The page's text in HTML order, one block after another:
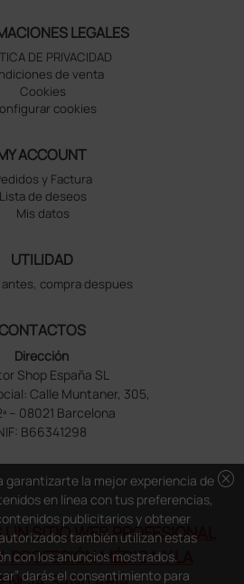
LEGALES
DE PRIVACIDAD
de venta
Cookies
cookies
ACCOUNT
y Factura
Lista de deseos
Mis datos
UTILIDAD
compra despues
Dirección
Shop España SL
Calle Muntaner, 305,
– 08021 Barcelona
B66341298
SITIO WEB PROFESIONAL
MÉDICA Y LA
cancel
garantizarte la mejor experiencia de
en línea con tus preferencias,
publicitarios y obtener
también utilizan estas
con los anuncios mostrados.
darás el consentimiento para